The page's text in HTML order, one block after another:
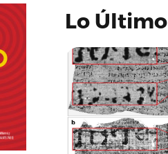
Lo Último